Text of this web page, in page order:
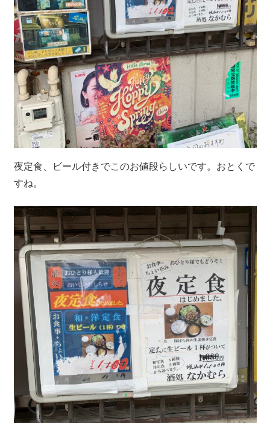
夜定食、ビール付きでこのお値段らしいです。おとくで
すね。